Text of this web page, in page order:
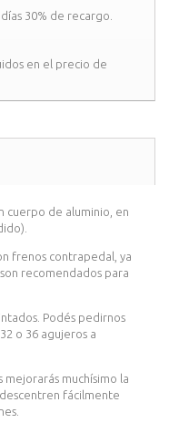
30% de recargo.
en el precio de
cuerpo de aluminio, en
frenos contrapedal, ya
recomendados para
Podés pedirnos
o 36 agujeros a
muchísimo la
fácilmente